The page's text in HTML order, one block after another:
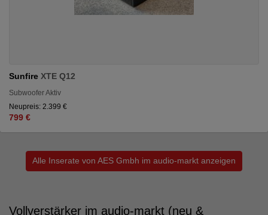
Sunfire XTE Q12
Subwoofer Aktiv
Neupreis: 2.399 €
799 €
Alle Inserate von AES Gmbh im audio-markt anzeigen
Vollverstärker im audio-markt (neu &